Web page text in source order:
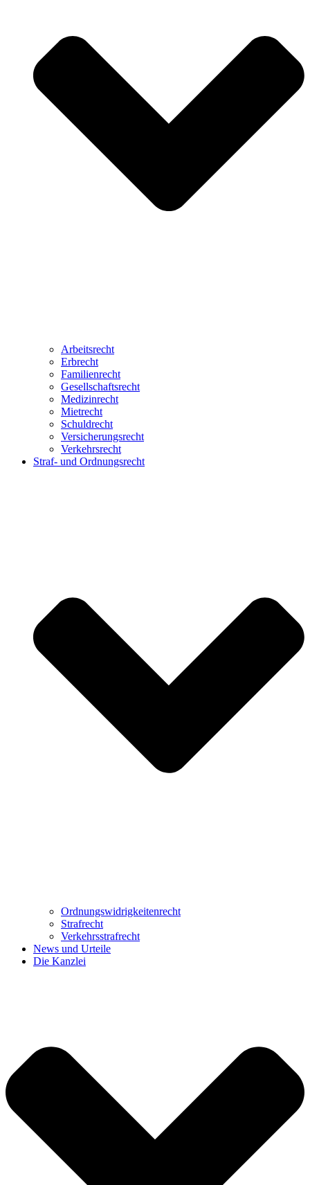
Arbeitsrecht
Erbrecht
Familienrecht
Gesellschaftsrecht
Medizinrecht
Mietrecht
Schuldrecht
Versicherungsrecht
Verkehrsrecht
Straf- und Ordnungsrecht
Ordnungswidrig­keitenrecht
Strafrecht
Verkehrsstrafrecht
News und Urteile
Die Kanzlei